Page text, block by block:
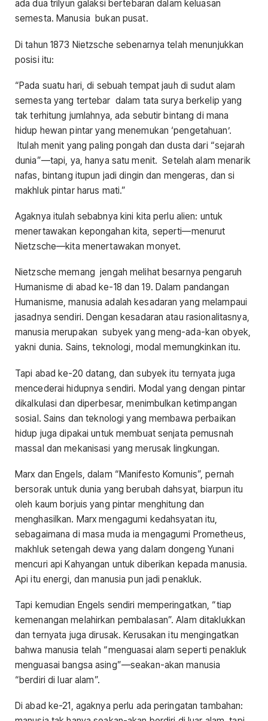
ada dua trilyun galaksi bertebaran dalam keluasan
semesta. Manusia bukan pusat.
Di tahun 1873 Nietzsche sebenarnya telah menunjukkan
posisi itu:
“Pada suatu hari, di sebuah tempat jauh di sudut alam
semesta yang tertebar dalam tata surya berkelip yang
tak terhitung jumlahnya, ada sebutir bintang di mana
hidup hewan pintar yang menemukan ‘pengetahuan’.
Itulah menit yang paling pongah dan dusta dari “sejarah
dunia”—tapi, ya, hanya satu menit. Setelah alam menarik
nafas, bintang itupun jadi dingin dan mengeras, dan si
makhluk pintar harus mati.”
Agaknya itulah sebabnya kini kita perlu alien: untuk
menertawakan kepongahan kita, seperti—menurut
Nietzsche—kita menertawakan monyet.
Nietzsche memang jengah melihat besarnya pengaruh
Humanisme di abad ke-18 dan 19. Dalam pandangan
Humanisme, manusia adalah kesadaran yang melampaui
jasadnya sendiri. Dengan kesadaran atau rasionalitasnya,
manusia merupakan subyek yang meng-ada-kan obyek,
yakni dunia. Sains, teknologi, modal memungkinkan itu.
Tapi abad ke-20 datang, dan subyek itu ternyata juga
mencederai hidupnya sendiri. Modal yang dengan pintar
dikalkulasi dan diperbesar, menimbulkan ketimpangan
sosial. Sains dan teknologi yang membawa perbaikan
hidup juga dipakai untuk membuat senjata pemusnah
massal dan mekanisasi yang merusak lingkungan.
Marx dan Engels, dalam “Manifesto Komunis”, pernah
bersorak untuk dunia yang berubah dahsyat, biarpun itu
oleh kaum borjuis yang pintar menghitung dan
menghasilkan. Marx mengagumi kedahsyatan itu,
sebagaimana di masa muda ia mengagumi Prometheus,
makhluk setengah dewa yang dalam dongeng Yunani
mencuri api Kahyangan untuk diberikan kepada manusia.
Api itu energi, dan manusia pun jadi penakluk.
Tapi kemudian Engels sendiri memperingatkan, “tiap
kemenangan melahirkan pembalasan”. Alam ditaklukkan
dan ternyata juga dirusak. Kerusakan itu mengingatkan
bahwa manusia telah “menguasai alam seperti penakluk
menguasai bangsa asing”—seakan-akan manusia
“berdiri di luar alam”.
Di abad ke-21, agaknya perlu ada peringatan tambahan: